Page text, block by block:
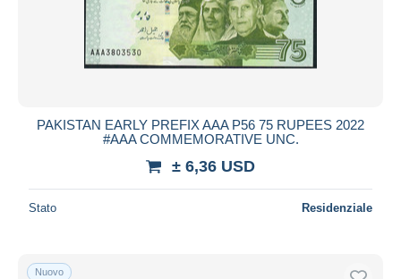
PAKISTAN EARLY PREFIX AAA P56 75 RUPEES 2022
#AAA COMMEMORATIVE UNC.
± 6,36 USD
Stato Residenziale
Nuovo